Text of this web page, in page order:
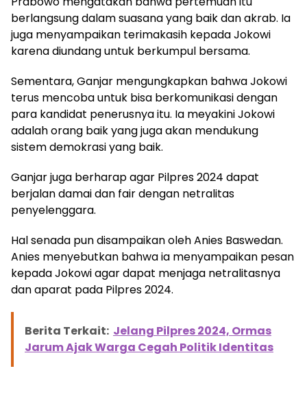
berlangsung dalam suasana yang baik dan akrab. Ia
juga menyampaikan terimakasih kepada Jokowi
karena diundang untuk berkumpul bersama.
Sementara, Ganjar mengungkapkan bahwa Jokowi
terus mencoba untuk bisa berkomunikasi dengan
para kandidat penerusnya itu. Ia meyakini Jokowi
adalah orang baik yang juga akan mendukung
sistem demokrasi yang baik.
Ganjar juga berharap agar Pilpres 2024 dapat
berjalan damai dan fair dengan netralitas
penyelenggara.
Hal senada pun disampaikan oleh Anies Baswedan.
Anies menyebutkan bahwa ia menyampaikan pesan
kepada Jokowi agar dapat menjaga netralitasnya
dan aparat pada Pilpres 2024.
Berita Terkait: Jelang Pilpres 2024, Ormas
Jarum Ajak Warga Cegah Politik Identitas